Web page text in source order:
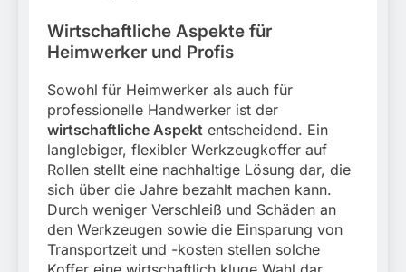
Wirtschaftliche Aspekte für
Heimwerker und Profis
Sowohl für Heimwerker als auch für
professionelle Handwerker ist der
wirtschaftliche Aspekt entscheidend. Ein
langlebiger, flexibler Werkzeugkoffer auf
Rollen stellt eine nachhaltige Lösung dar, die
sich über die Jahre bezahlt machen kann.
Durch weniger Verschleiß und Schäden an
den Werkzeugen sowie die Einsparung von
Transportzeit und -kosten stellen solche